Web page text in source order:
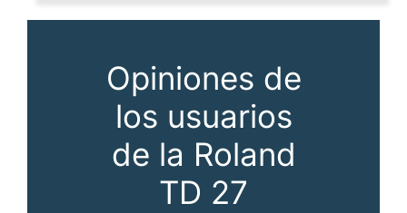
Opiniones de
los usuarios
de la Roland
TD 27